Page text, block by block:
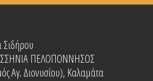
Σιδήρου
ΠΕΛΟΠΟΝΝΗΣΟΣ
Αγ. Διονυσίου), Καλαμάτα